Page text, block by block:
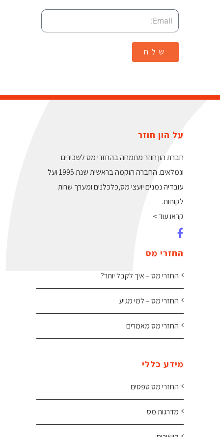
שלח
על הון חוזר
חברת הון חוזר מתמחה בהחזרי מס לשכירים
וגמלאים. החברה הוקמה בראשית שנת 1995 ועל
עובדיה נמנים יועצי מס,כלכלנים ומערך שרות
לקוחות.
קראו עוד >
החזרי מס
החזרי מס – איך לקבל יותר?
החזרי מס – למי מגיע
החזרי מס מאמרים
מידע כללי
החזרי מס טפסים
מדרגות מס